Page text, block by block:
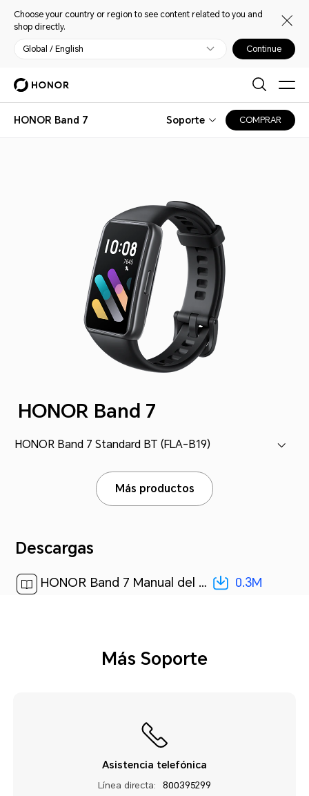
Choose your country or region to see content related to you and
shop directly.
Global / English Continue
HONOR Band 7 Soporte COMPRAR
HONOR Band 7
HONOR Band 7 Standard BT (FLA-B19)
Más productos
Descargas
HONOR Band 7 Manual del usuario-(01,FLA-B19,es_ES)[ 0.3M ] 0.3M
Más Soporte
Asistencia telefónica
Línea directa: 800395299